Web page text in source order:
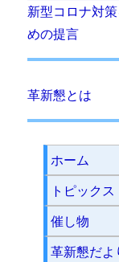
新型コロナ対
めの提言
革新懇とは
ホーム
トピックス
催し物
革新懇だよ